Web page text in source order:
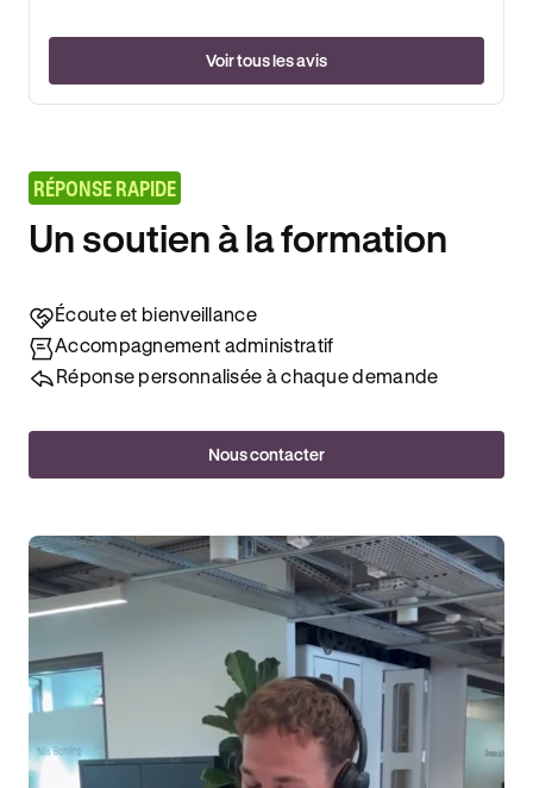
Voir tous les avis
RÉPONSE RAPIDE
Un soutien à la formation
Écoute et bienveillance
Accompagnement administratif
Réponse personnalisée à chaque demande
Nous contacter